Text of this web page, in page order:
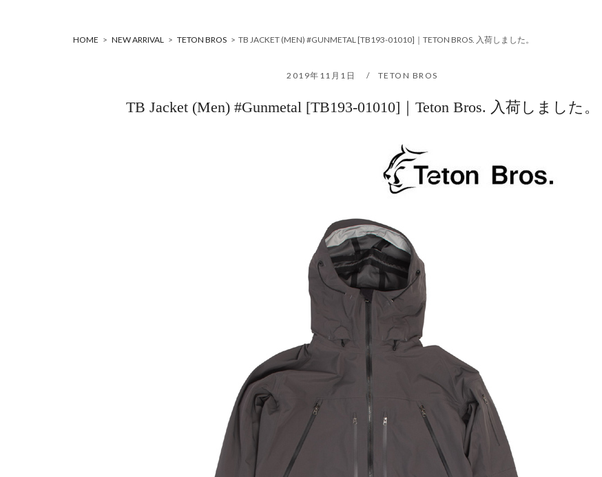
HOME > NEW ARRIVAL > TETON BROS > TB JACKET (MEN) #GUNMETAL [TB193-01010]｜TETON BROS. 入荷しました。
2019年11月1日 TETON BROS
TB Jacket (Men) #Gunmetal [TB193-01010]｜Teton Bros. 入荷しました。